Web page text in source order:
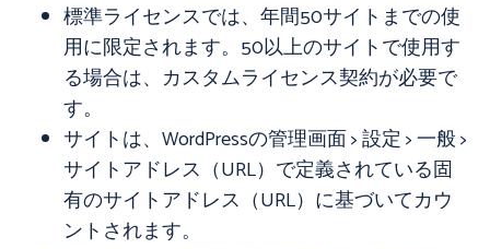
標準ライセンスでは、年間50サイトまでの使
用に限定されます。50以上のサイトで使用す
る場合は、カスタムライセンス契約が必要で
す。
サイトは、WordPressの管理画面 > 設定 > 一般 >
サイトアドレス（URL）で定義されている固
有のサイトアドレス（URL）に基づいてカウ
ントされます。